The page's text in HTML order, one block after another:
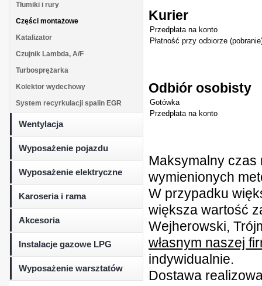
Tłumiki i rury
Części montażowe
Katalizator
Czujnik Lambda, A/F
Turbosprężarka
Kolektor wydechowy
System recyrkulacji spalin EGR
Wentylacja
Wyposażenie pojazdu
Wyposażenie elektryczne
Karoseria i rama
Akcesoria
Instalacje gazowe LPG
Wyposażenie warsztatów
Kurier
Przedpłata na konto
Płatność przy odbiorze
Odbiór osobisty
Gotówka
Przedpłata na konto
Maksymalny czas
wymienionych
W przypadku
większa wartość
Wejherowski,
własnym naszej
indywidualnie.
Dostawa